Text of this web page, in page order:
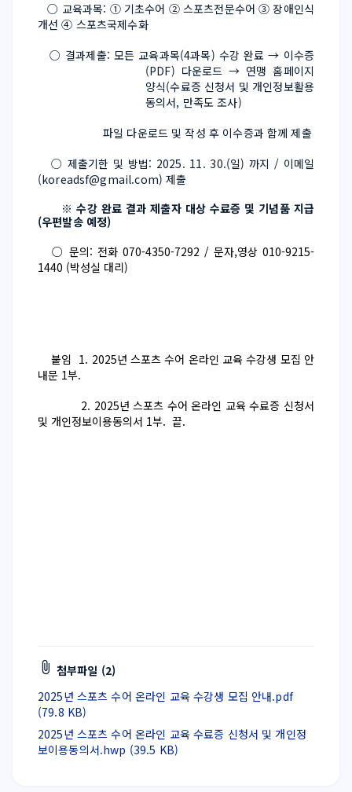
○ 교육과목: ① 기초수어 ② 스포츠전문수어 ③ 장애인식
개선 ④ 스포츠국제수화
○ 결과제출: 모든 교육과목(4과목) 수강 완료 → 이수증
(PDF) 다운로드 → 연맹 홈페이지
양식(수료증 신청서 및 개인정보활용
동의서, 만족도 조사)
파일 다운로드 및 작성 후 이수증과 함께 제출
○ 제출기한 및 방법: 2025. 11. 30.(일) 까지 / 이메일
(koreadsf@gmail.com) 제출
※ 수강 완료 결과 제출자 대상 수료증 및 기념품 지급
(우편발송 예정)
○ 문의: 전화 070-4350-7292 / 문자,영상 010-9215-
1440 (박성실 대리)
붙임 1. 2025년 스포츠 수어 온라인 교육 수강생 모집 안
내문 1부.
2. 2025년 스포츠 수어 온라인 교육 수료증 신청서
및 개인정보이용동의서 1부. 끝.
첨부파일 (2)
2025년 스포츠 수어 온라인 교육 수강생 모집 안내.pdf
(79.8 KB)
2025년 스포츠 수어 온라인 교육 수료증 신청서 및 개인정
보이용동의서.hwp (39.5 KB)